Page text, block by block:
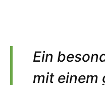
Ein
mit einem